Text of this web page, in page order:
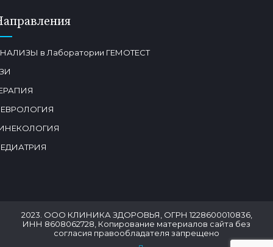
в Лаборатории ГЕМОТЕСТ
2023. ООО КЛИНИКА ЗДОРОВЬЯ, ОГРН 1228600010836,
ИНН 8608062728, Копирование материалов сайта без
согласия правообладателя запрещено